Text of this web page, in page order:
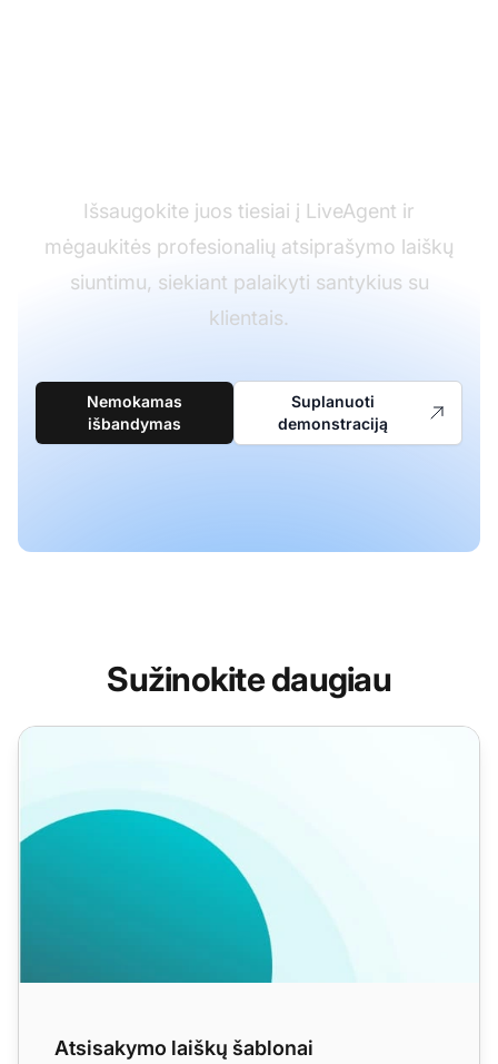
Išsaugokite juos tiesiai į LiveAgent ir
mėgaukitės profesionalių atsiprašymo laiškų
siuntimu, siekiant palaikyti santykius su
klientais.
Nemokamas
išbandymas
Suplanuoti
demonstraciją
Sužinokite daugiau
Atsisakymo laiškų šablonai
Atsisakymo laiškų šablonai